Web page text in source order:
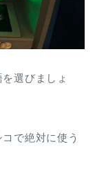
選びましょ
で絶対に使う